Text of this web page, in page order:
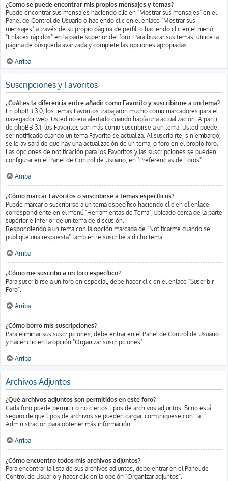
¿Como se puede encontrar mis propios mensajes y temas?
Puede encontrar sus mensajes haciendo clic en "Mostrar sus mensajes" en el
Panel de Control de Usuario o haciendo clic en el enlace "Mostrar sus
mensajes" a través de su propio página de perfil, o haciendo clic en el menú
"Enlaces rápidos" en la parte superior del foro. Para buscar sus temas, utilice la
página de búsqueda avanzada y complete las opciones apropiadas.
Arriba
Suscripciones y Favoritos
¿Cuál es la diferencia entre añadir como Favorito y suscribirme a un tema?
En phpBB 3.0, los temas Favoritos trabajaron mucho como marcadores para el
navegador web. Usted no era alertado cuando había una actualización. A partir
de phpBB 3.1, los Favoritos son más como suscribirse a un tema. Usted puede
ser notificado cuando un tema Favorito se actualiza. Al suscribirte, sin embargo,
se le avisará de que hay una actualización de un tema, o foro en el propio foro.
Las opciones de notificación para los Favoritos y las suscripciones se pueden
configurar en el Panel de Control de Usuario, en "Preferencias de Foros".
Arriba
¿Cómo marcar Favoritos o suscribirse a temas específicos?
Puede marcar o suscribirse a un tema específico haciendo clic en el enlace
correspondiente en el menú "Herramientas de Tema", ubicado cerca de la parte
superior e inferior de un tema de discusión.
Respondiendo a un tema con la opción marcada de "Notificarme cuando se
publique una respuesta" también le suscribe a dicho tema.
Arriba
¿Cómo me suscribo a un foro específico?
Para suscribirse a un foro en especial, debe hacer clic en el enlace "Suscribir
Foro".
Arriba
¿Cómo borro mis suscripciones?
Para eliminar sus suscripciones, debe entrar en el Panel de Control de Usuario
y hacer clic en la opción "Organizar suscripciones".
Arriba
Archivos Adjuntos
¿Qué archivos adjuntos son permitidos en este foro?
Cada foro puede permitir o no ciertos tipos de archivos adjuntos. Si no está
seguro de que tipos de archivos se pueden cargar, comuníquese con La
Administración para obtener más información.
Arriba
¿Cómo encuentro todos mis archivos adjuntos?
Para encontrar la lista de sus archivos adjuntos, debe entrar en el Panel de
Control de Usuario y hacer clic en la opción "Organizar adjuntos".